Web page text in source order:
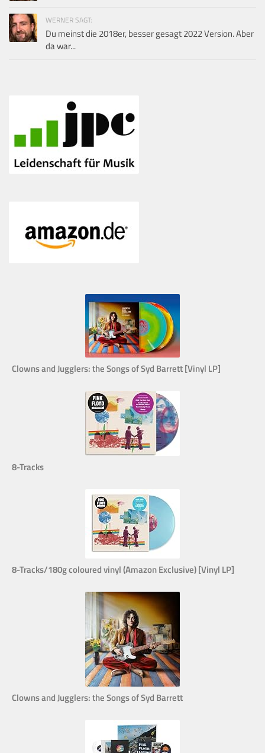
WERNER SAGT:
Du meinst die 2018er, besser gesagt 2022 Version. Aber
da war...
Clowns and Jugglers: the Songs of Syd Barrett [Vinyl LP]
8-Tracks
8-Tracks/180g coloured vinyl (Amazon Exclusive) [Vinyl LP]
Clowns and Jugglers: the Songs of Syd Barrett